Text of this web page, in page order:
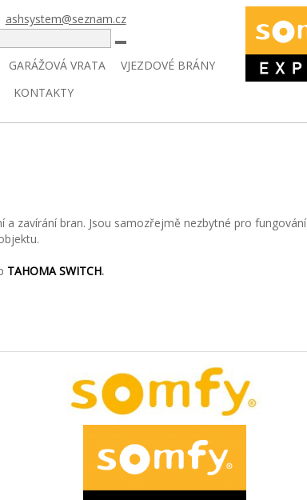
ashsystem@seznam.cz
HLEDAT
GARÁŽOVÁ VRATA
VJEZDOVÉ BRÁNY
KONTAKTY
zavírání bran. Jsou samozřejmě nezbytné pro fungování
TAHOMA SWITCH.